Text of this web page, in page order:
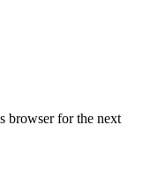
browser for the next